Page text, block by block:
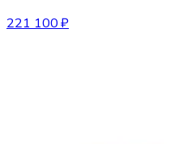
221 100 ₽